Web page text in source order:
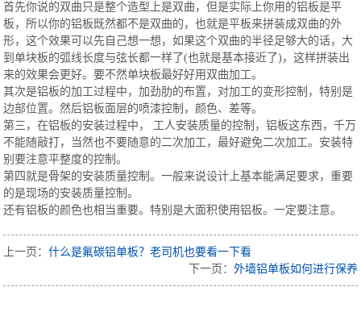
首先你说的双曲只是整个造型上是双曲，但是实际上你用的铝板是平
板，所以你的铝板既然都不是双曲的，也就是平板来拼装成双曲的外
形，这个效果可以先自己想一想，如果这个双曲的半径足够大的话，大
到单块板的弧线长度与弦长都一样了(也就是基本接近了)，这样拼装出
来的效果会更好。要不然单块板最好好用双曲加工。
其次是铝板的加工过程中，加劲肋的布置，对加工的变形控制，特别是
边部位置。然后铝板面层的喷漆控制，颜色、差等。
第三，在铝板的安装过程中， 工人安装质量的控制，铝板这东西，千万
不能随敲打，当然也不要随意的二次加工，最好避免二次加工。安装特
别要注意平整度的控制。
第四就是骨架的安装质量控制。一般来说设计上基本能满足要求，重要
的是现场的安装质量控制。
还有铝板的颜色也相当重要。特别是大面积使用铝板。一定要注意。
上一页：什么是氟碳铝单板？老司机也要看一下看
下一页： 外墙铝单板如何进行保养